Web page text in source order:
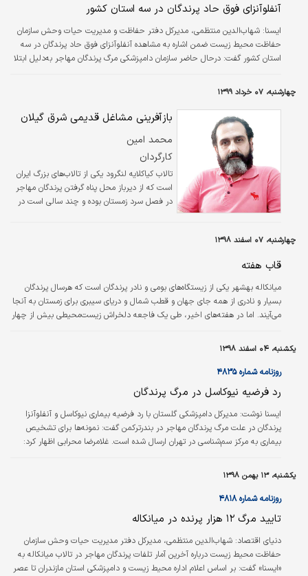
آنفلوآنزای فوق حاد پرندگان در سه استا‌ن کشور
ایسنا: شهاب‌الدین منتظمی، مدیرکل دفتر حفاظت و مدیریت حیات وحش سازمان
حفاظت محیط زیست ضمن اشاره به مشاهده آنفلوآنزای فوق حاد پرندگان در سه
استا‌ن کشور گفت: درحال‌ حاضر سازمان دامپزشکی مرگ پرندگان مهاجر به‌دلیل ابتلا
میقان در استا‌ن مرکزی و دیگری تا‌لاب میل در استا‌ن اردبیل است. همچنین در یکی
از نقاط تا‌لابی در استا‌ن مازندران آنفلوآنزای فوق حاد پرندگان گزارش شده است. در
همین حال به گزارش خبرگزاری صدا و سیما سید حسین…
چهارشنبه، ۰۷ خرداد ۱۳۹۹
بازآفرینی مشاغل قدیمی شرق گیلان
محمد امین
کارگردان
تالاب کیاکلایه لنگرود یکی از تالاب‌های بزرگ ایران
است که از دیرباز محل پناه گرفتن پرندگان مهاجر
در فصل سرد زمستان بوده و چند سالی است در
درباره مشاغل از یاد رفته قدیمی می‌گوید. در
بخشی از این فیلم ورزش کشتی گیله مردی هم به
تصویر کشیده شده است. این ورزش هم از آن
چهارشنبه، ۰۷ اسفند ۱۳۹۸
قاب هفته
میانکاله بهشهر یکی از زیستگاه‌های بومی و نادر پرندگان است که هرسال پرندگان
بسیار و نادری از همه جای جهان و قطب شمال و دریای سیبری برای زمستان به آنجا
می‌آیند. اما در هفته‌های اخیر، طی یک فاجعه دلخراش زیست‌محیطی بیش از چهار
کشف‌شده پرندگان مهاجر مربوط به چنگر، فلامینگو و اردک نوک‌ پهن بوده است. به
گفته رئیس سازمان دامپزشکی کشور، علت تلفات مرگبار پرندگان مسمومیت طبیعی
با سم بوتولیسم ناشی از مسموم شدن آب بوده است.عکس‌ها، بخشی…
یکشنبه، ۰۴ اسفند ۱۳۹۸
روزنامه شماره ۴۸۳۵
رد فرضیه نیوکاسل در مرگ پرندگان
ایسنا نوشت: مدیرکل دامپزشکی گلستان با رد فرضیه بیماری نیوکاسل و آنفلوآنزا
پرندگان در علت مرگ پرندگان مهاجر در بندرترکمن گفت: نمونه‌ها برای تشخیص
بیماری به مرکز سم‌شناسی در تهران ارسال شده است. غلامرضا محرابی اظهار کرد:
سواحل بندر ترکمن در غرب خلیج گرگان جمع‌آوری شده است.
یکشنبه، ۱۳ بهمن ۱۳۹۸
روزنامه شماره ۴۸۱۸
تایید مرگ ۱۲ هزار پرنده در میانکاله
دنیای اقتصاد: شهاب‌الدین منتظمی، مدیرکل دفتر مدیریت حیات‌ وحش سازمان
حفاظت محیط زیست درباره آخرین آمار تلفات پرندگان مهاجر در تالاب میانکاله به
«ایسنا» گفت: بر اساس اعلام اداره محیط زیست و دامپزشکی استان مازندران تا عصر